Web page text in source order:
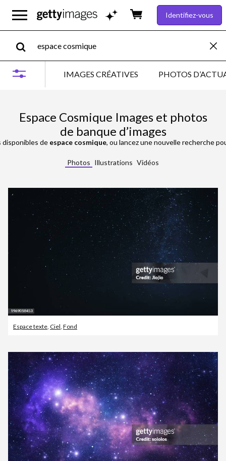
Identifiez-vous
IMAGES CRÉATIVES PHOTOS
Espace Cosmique Images et photos
de banque d’images
disponibles de espace cosmique, ou lancez une nouvelle recherche
Photos Illustrations Vidéos
Espace texte Ciel Fond